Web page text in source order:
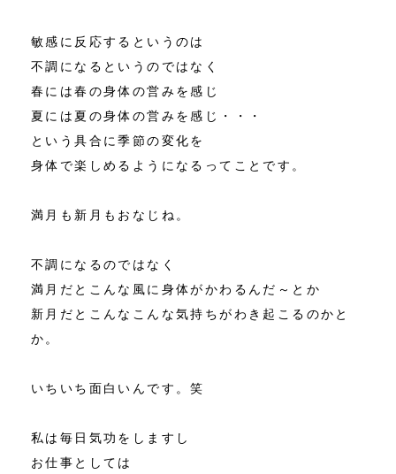
敏感に反応するというのは
不調になるというのではなく
春には春の身体の営みを感じ
夏には夏の身体の営みを感じ・・・
という具合に季節の変化を
身体で楽しめるようになるってことです。
満月も新月もおなじね。
不調になるのではなく
満月だとこんな風に身体がかわるんだ～とか
新月だとこんなこんな気持ちがわき起こるのかと
か。
いちいち面白いんです。笑
私は毎日気功をしますし
お仕事としては